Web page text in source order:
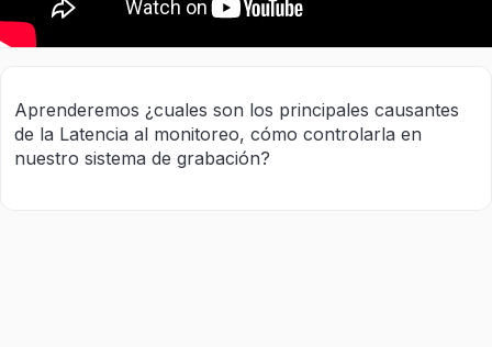
Aprenderemos ¿cuales son los principales causantes
de la Latencia al monitoreo, cómo controlarla en
nuestro sistema de grabación?